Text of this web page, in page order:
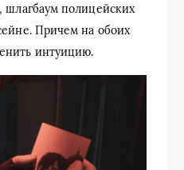
шлагбаум полицейских
Причем на обоих
интуицию.